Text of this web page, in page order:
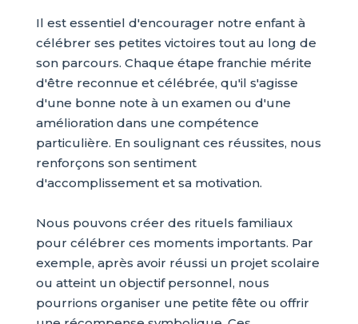
Il est essentiel d'encourager notre enfant à
célébrer ses petites victoires tout au long de
son parcours. Chaque étape franchie mérite
d'être reconnue et célébrée, qu'il s'agisse
d'une bonne note à un examen ou d'une
amélioration dans une compétence
particulière. En soulignant ces réussites, nous
renforçons son sentiment
d'accomplissement et sa motivation.
Nous pouvons créer des rituels familiaux
pour célébrer ces moments importants. Par
exemple, après avoir réussi un projet scolaire
ou atteint un objectif personnel, nous
pourrions organiser une petite fête ou offrir